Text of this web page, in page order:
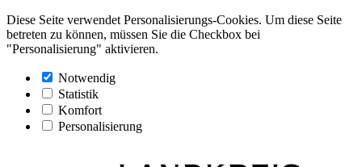
Diese Seite verwendet Personalisierungs-Cookies. Um diese Seite
betreten zu können, müssen Sie die Checkbox bei
"Personalisierung" aktivieren.
Notwendig
Statistik
Komfort
Personalisierung